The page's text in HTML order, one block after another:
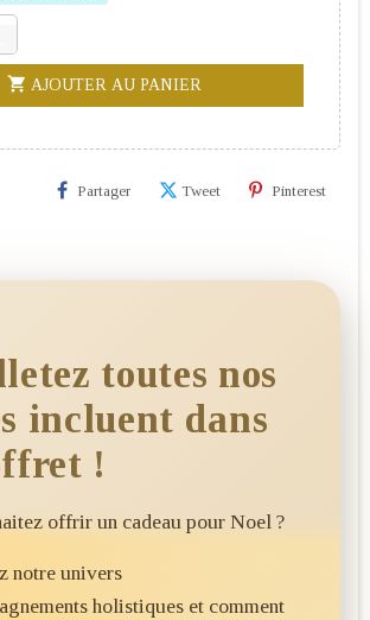
shopping_cart AJOUTER AU PANIER
Partager Tweet Pinterest
toutes nos
incluent dans
!
offrir un cadeau pour Noel ?
notre univers
holistiques et comment